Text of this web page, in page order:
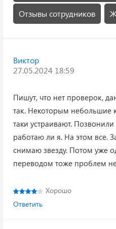
Отзывы сотрудников
Виктор
27.05.2024 18:59
Пишут, что нет проверок,
так. Некоторым небольшие
таки устраивают.
работаю ли я. На этом все.
снимаю звезду. Потом уже
переводом тоже проблем
Хорошо
Ответить